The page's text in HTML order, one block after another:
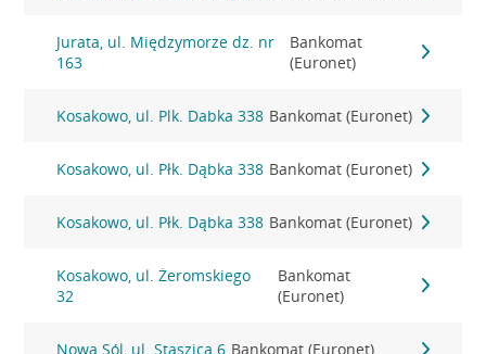
Jurata, ul. Międzymorze dz. nr
163
Bankomat
(Euronet)
Kosakowo, ul. Plk. Dabka 338 Bankomat (Euronet)
Kosakowo, ul. Płk. Dąbka 338 Bankomat (Euronet)
Kosakowo, ul. Płk. Dąbka 338 Bankomat (Euronet)
Kosakowo, ul. Żeromskiego
32
Bankomat
(Euronet)
Nowa Sól, ul. Staszica 6 Bankomat (Euronet)